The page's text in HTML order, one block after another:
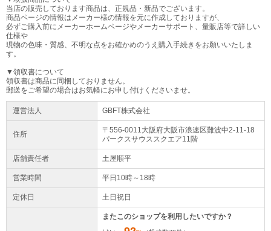
当店の販売しております商品は、正規品・新品でございます。
商品ページの情報はメーカー様の情報を元に作成しておりますが、
必ずご購入前にメーカーホームページやメーカーサポート、量販店等で詳しい
仕様や
現物の色味・質感、不明な点をお確かめのうえ購入手続きをお願いいたしま
す。
▼領収書について
領収書は商品に同梱しておりません。
郵送をご希望の場合はお気軽にお申し付けくださいませ。
運営法人 GBFT株式会社
住所 〒556-0011大阪府大阪市浪速区難波中2-11-18
パークスサウススクエア11階
店舗責任者 土屋順平
営業時間 平日10時～18時
定休日 土日祝日
またこのショップを利用したいですか？